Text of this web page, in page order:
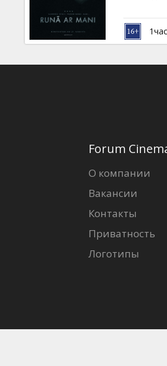
Forum
О компании
Вакансии
Контакты
Приватность
Логотипы